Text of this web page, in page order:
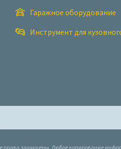
Гаражное оборудование
Инструмент для
права защищены. Любое копирование